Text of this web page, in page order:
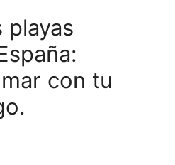
playas
con tu